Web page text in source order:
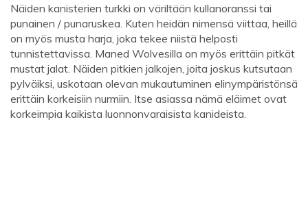
Näiden kanisterien turkki on väriltään kullanoranssi tai
punainen / punaruskea. Kuten heidän nimensä viittaa, heillä
on myös musta harja, joka tekee niistä helposti
tunnistettavissa. Maned Wolvesilla on myös erittäin pitkät
mustat jalat. Näiden pitkien jalkojen, joita joskus kutsutaan
pylväiksi, uskotaan olevan mukautuminen elinympäristönsä
erittäin korkeisiin nurmiin. Itse asiassa nämä eläimet ovat
korkeimpia kaikista luonnonvaraisista kanideista.